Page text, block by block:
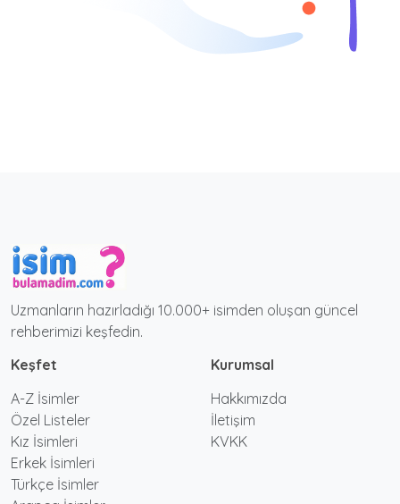
Uzmanların hazırladığı 10.000+ isimden oluşan güncel
rehberimizi keşfedin.
Keşfet
A-Z İsimler
Özel Listeler
Kız İsimleri
Erkek İsimleri
Türkçe İsimler
Kurumsal
Hakkımızda
İletişim
KVKK